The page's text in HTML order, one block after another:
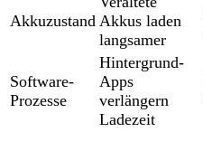
Akkuzustand Akkus laden
langsamer
Software-
Prozesse
Hintergrund-
Apps
verlängern
Ladezeit